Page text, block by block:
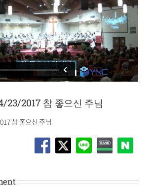
23/2017 참 좋으신 주님
참 좋으신 주님